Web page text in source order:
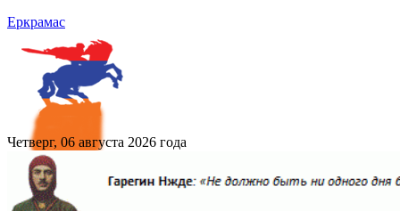
Еркрамас
Четверг, 06 августа 2026 года